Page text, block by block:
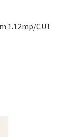
1.12mp/CUT